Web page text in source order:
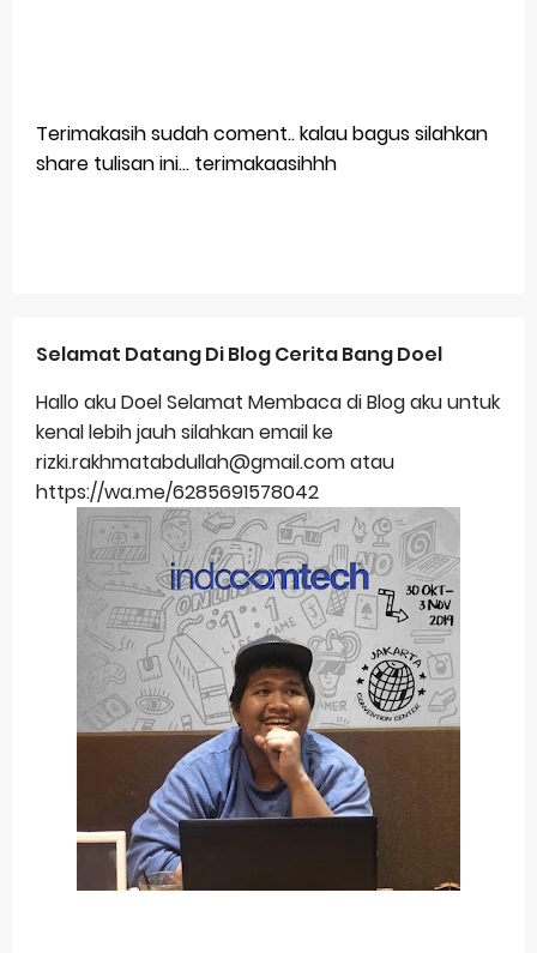
Terimakasih sudah coment.. kalau bagus silahkan
share tulisan ini... terimakaasihhh
Selamat Datang Di Blog Cerita Bang Doel
Hallo aku Doel Selamat Membaca di Blog aku untuk
kenal lebih jauh silahkan email ke
rizki.rakhmatabdullah@gmail.com atau
https://wa.me/6285691578042